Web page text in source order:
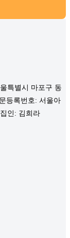
특별시 마포구 동
등록번호: 서울아
인: 김희라